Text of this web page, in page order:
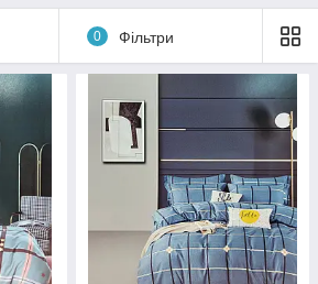
0 Фільтри